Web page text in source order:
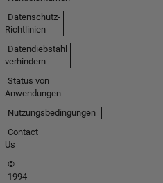
Datenschutz-
Richtlinien
Datendiebstahl
verhindern
Status von
Anwendungen
Nutzungsbedingungen
Contact
Us
©
1994-